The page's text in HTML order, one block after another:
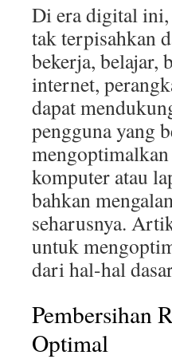
Di era digital ini,
tak terpisahkan
bekerja, belajar,
internet,
dapat
pengguna yang
komputer atau
bahkan
seharusnya.
untuk
dari hal-hal
Pembersihan
Optimal